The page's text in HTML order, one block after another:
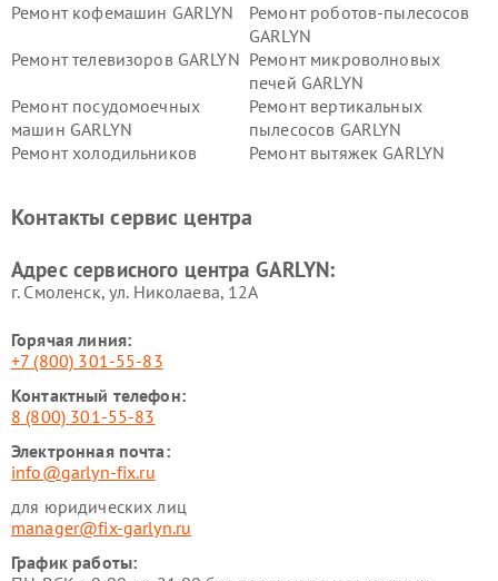
Ремонт кофемашин GARLYN
Ремонт роботов-пылесосов
GARLYN
Ремонт телевизоров GARLYN Ремонт микроволновых
печей GARLYN
Ремонт посудомоечных
машин GARLYN
Ремонт вертикальных
пылесосов GARLYN
Ремонт холодильников
Ремонт вытяжек GARLYN
стеклоочистителей GARLYN
GARLYN
GARLYN
Контакты сервис центра
Адрес сервисного центра GARLYN:
г. Смоленск, ул. Николаева, 12А
Горячая линия:
+7 (800) 301-55-83
Контактный телефон:
8 (800) 301-55-83
Электронная почта:
info@garlyn-fix.ru
для юридических лиц
manager@fix-garlyn.ru
График работы: